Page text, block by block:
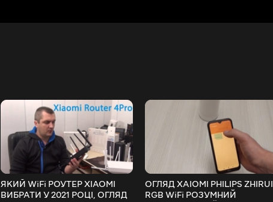
ЯКИЙ WiFi РОУТЕР XIAOMI
ВИБРАТИ У 2021 РОЦІ, ОГЛЯД
ОГЛЯД XAIOMI PHILIPS ZHIRUI
RGB WiFi РОЗУМНИЙ